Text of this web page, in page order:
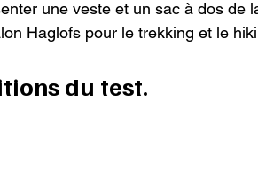
une veste et un sac à dos de
Haglofs pour le trekking et le
du test.